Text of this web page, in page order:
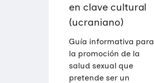
en clave cultural
(ucraniano)
Guía informativa para
la promoción de la
salud sexual que
pretende ser un